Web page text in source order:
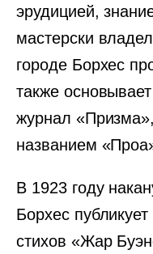
эрудицией,
мастерски
городе Борхес
также
журнал
названием
В 1923 году
Борхес
стихов «Жар